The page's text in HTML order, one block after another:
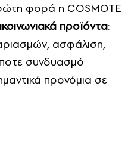
φορά η COSMOTE
προϊόντα:
ασφάλιση,
συνδυασμό
προνόμια σε